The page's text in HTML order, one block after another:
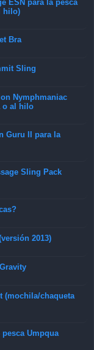
ESN para la pesca
hilo)
Bra
Sling
Nymphmaniac
o al hilo
Guru II para la
Sling Pack
2013)
(mochila/chaqueta
Umpqua